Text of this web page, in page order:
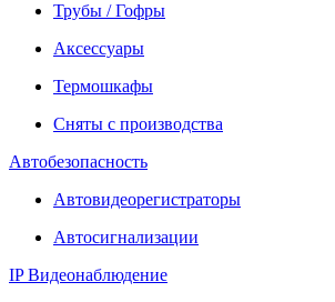
Трубы / Гофры
Аксессуары
Термошкафы
Сняты с производства
Автобезопасность
Автовидеорегистраторы
Автосигнализации
IP Видеонаблюдение